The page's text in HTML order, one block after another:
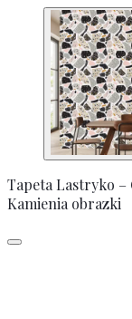
Tapeta Lastryko –
Kamienia obrazki